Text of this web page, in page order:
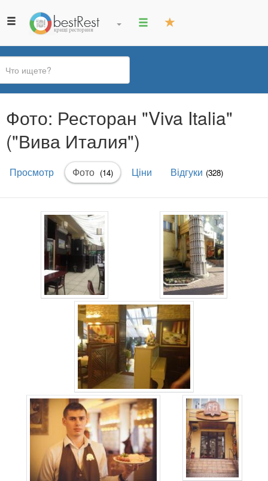
Вы
здесь
Фото: Ресторан "Viva Italia"
("Вива Италия")
Главные
Просмотр Фото (активная
вкладка)
(14) Ціни Відгуки (328)